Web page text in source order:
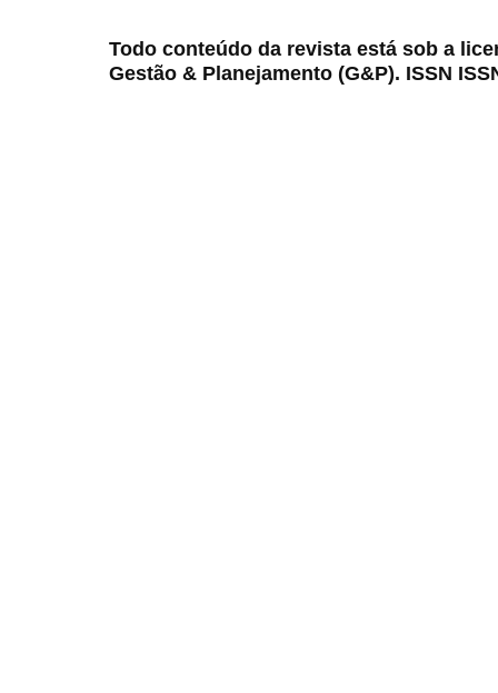
Todo conteúdo da revista está sob a
Gestão & Planejamento (G&P). ISSN